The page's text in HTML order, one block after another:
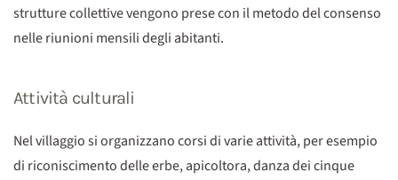
strutture collettive vengono prese con il metodo del consenso
nelle riunioni mensili degli abitanti.
Attività culturali
Nel villaggio si organizzano corsi di varie attività, per esempio
di riconiscimento delle erbe, apicoltora, danza dei cinque